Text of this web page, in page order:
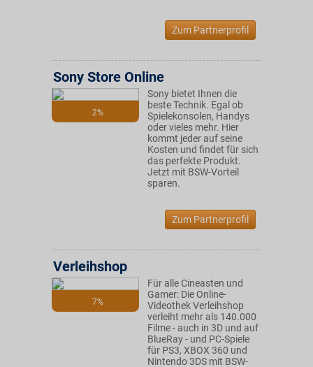
Zum Partnerprofil
2%
Sony Store Online
Sony bietet Ihnen die
beste Technik. Egal ob
Spielekonsolen, Handys
oder vieles mehr. Hier
kommt jeder auf seine
Kosten und findet für sich
das perfekte Produkt.
Jetzt mit BSW-Vorteil
sparen.
Zum Partnerprofil
7%
Verleihshop
Für alle Cineasten und
Gamer: Die Online-
Videothek Verleihshop
verleiht mehr als 140.000
Filme - auch in 3D und auf
BlueRay - und PC-Spiele
für PS3, XBOX 360 und
Nintendo 3DS mit BSW-